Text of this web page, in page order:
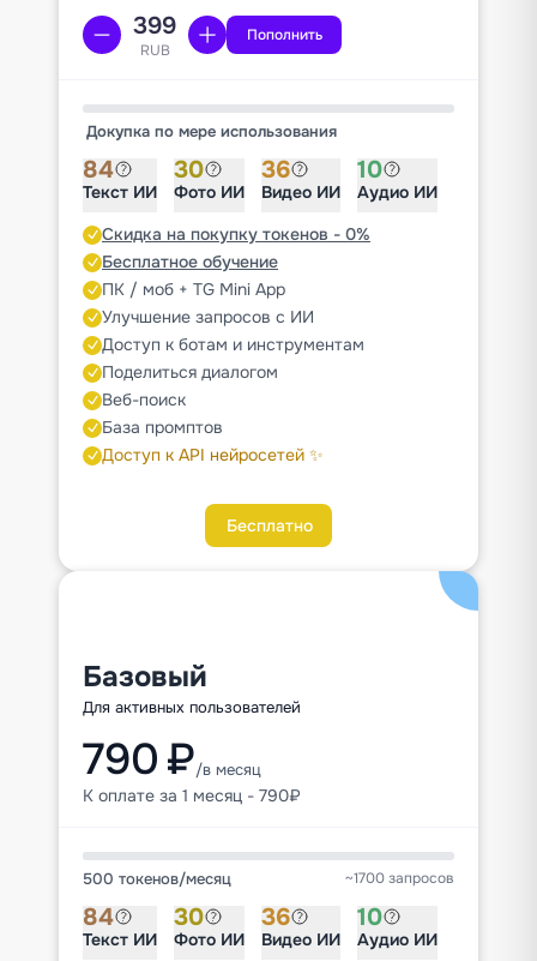
RUB
Пополнить
Докупка по мере использования
84
Текст ИИ
30
Фото ИИ
36
Видео ИИ
10
Аудио ИИ
Скидка на покупку токенов - 0%
Бесплатное обучение
ПК / моб + TG Mini App
Улучшение запросов с ИИ
Доступ к ботам и инструментам
Поделиться диалогом
Веб-поиск
База промптов
Доступ к API нейросетей ✨
Бесплатно
Базовый
Для активных пользователей
790 ₽/в месяц
К оплате за 1 месяц - 790₽
500 токенов/месяц ~1700 запросов
84
Текст ИИ
30
Фото ИИ
36
Видео ИИ
10
Аудио ИИ